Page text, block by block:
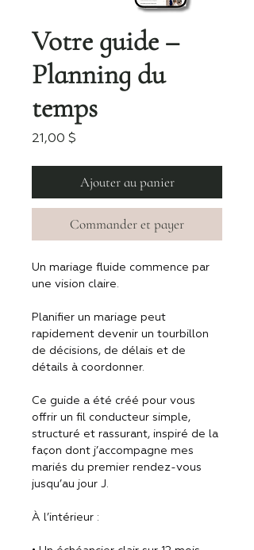
Votre guide –
Planning du
temps
21,00 $
Ajouter au panier
Commander et payer
Un mariage fluide commence par
une vision claire.
Planifier un mariage peut
rapidement devenir un tourbillon
de décisions, de délais et de
détails à coordonner.
Ce guide a été créé pour vous
offrir un fil conducteur simple,
structuré et rassurant, inspiré de la
façon dont j’accompagne mes
mariés du premier rendez-vous
jusqu’au jour J.
À l’intérieur :